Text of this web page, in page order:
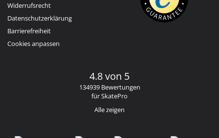
Widerrufsrecht
Datenschutzerklärung
Barrierefreiheit
Cookies anpassen
4.8 von 5
134939 Bewertungen
für SkatePro
Alle zeigen